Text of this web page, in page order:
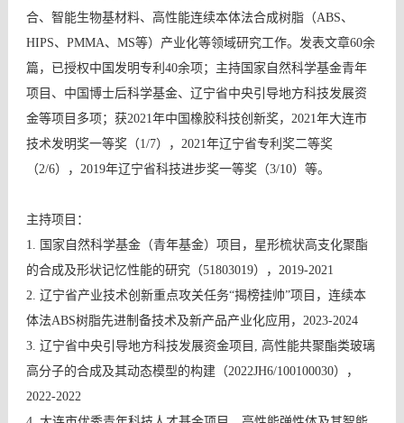
合、智能生物基材料、高性能连续本体法合成树脂（ABS、
HIPS、 PMMA、 MS等）产业化等领域研究工作。发表文章60余
篇，已授权中国发明专利 40余项；主持国家自然科学基金青年
项目、中国博士后科学基金、辽宁省中央引导地方科技发展资
金等项目多项；获2021年中国橡胶科技创新奖， 2021年大连市
技术发明奖一等奖（1/7）， 2021年辽宁省专利奖二等奖
（2/6）， 2019年辽宁省科技进步奖一等奖（3/10）等。
主持项目：
1. 国家自然科学基金（青年基金）项目，星形梳状高支化聚酯
的合成及形状记忆性能的研究（51803019）， 2019-2021
2. 辽宁省产业技术创新重点攻关任务“揭榜挂帅”项目，连续本
体法ABS树脂先进制备技术及新产品产业化应用， 2023-2024
3. 辽宁省中央引导地方科技发展资金项目 , 高性能共聚酯类玻璃
高分子的合成及其动态模型的构建（2022JH6/100100030），
2022-2022